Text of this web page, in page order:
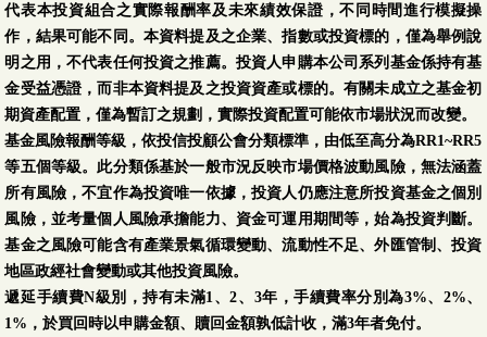
代表本投資組合之實際報酬率及未來績效保證，不同時間進行模擬操
作，結果可能不同。本資料提及之企業、指數或投資標的，僅為舉例說
明之用，不代表任何投資之推薦。投資人申購本公司系列基金係持有基
金受益憑證，而非本資料提及之投資資產或標的。有關未成立之基金初
期資產配置，僅為暫訂之規劃，實際投資配置可能依市場狀況而改變。
基金風險報酬等級，依投信投顧公會分類標準，由低至高分為RR1~RR5
等五個等級。此分類係基於一般市況反映市場價格波動風險，無法涵蓋
所有風險，不宜作為投資唯一依據，投資人仍應注意所投資基金之個別
風險，並考量個人風險承擔能力、資金可運用期間等，始為投資判斷。
基金之風險可能含有產業景氣循環變動、流動性不足、外匯管制、投資
地區政經社會變動或其他投資風險。
遞延手續費N級別，持有未滿1、2、3年，手續費率分別為3%、2%、
1%，於買回時以申購金額、贖回金額孰低計收，滿3年者免付。